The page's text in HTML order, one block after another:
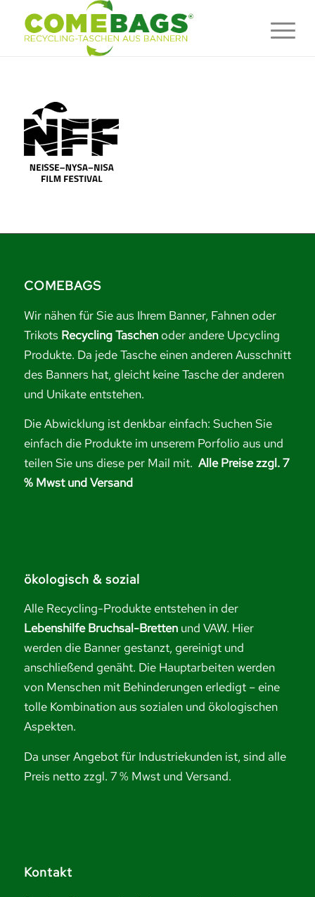
COMEBAGS
Wir nähen für Sie aus Ihrem Banner, Fahnen oder
Trikots Recycling Taschenoder andere Upcycling
Produkte. Da jede Tasche einen anderen Ausschnitt
des Banners hat, gleicht keine Tasche der anderen
und Unikate entstehen.
Die Abwicklung ist denkbar einfach: Suchen Sie
einfach die Produkte im unserem Porfolio aus und
teilen Sie uns diese per Mail mit. Alle Preise zzgl. 7
% Mwst und Versand
ökologisch & sozial
Alle Recycling-Produkte entstehen in der
Lebenshilfe Bruchsal-Bretten und VAW. Hier
werden die Banner gestanzt, gereinigt und
anschließend genäht. Die Hauptarbeiten werden
von Menschen mit Behinderungen erledigt – eine
tolle Kombination aus sozialen und ökologischen
Aspekten.
Da unser Angebot für Industriekunden ist, sind alle
Preis netto zzgl. 7 % Mwst und Versand.
Kontakt